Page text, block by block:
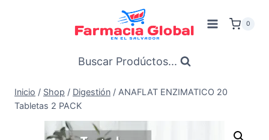
0
Buscar Prodúctos...
Inicio / Shop / Digestión / ANAFLAT ENZIMATICO 20
Tabletas 2 PACK